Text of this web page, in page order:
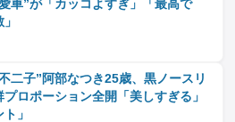
車”が「カッコよすぎ」「最高で
二子”阿部なつき25歳、黒ノースリ
プロポーション全開「美しすぎる」
」